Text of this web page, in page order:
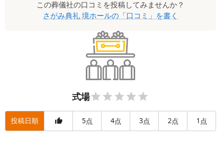
この葬儀社の口コミを投稿してみませんか？
さがみ典礼 境ホールの「口コミ」を書く
式場
投稿日順 5点 4点 3点 2点 1 点